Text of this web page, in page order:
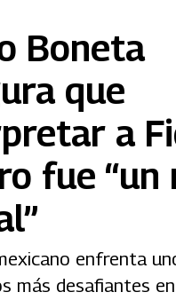
Boneta
que
a
fue “un
enfrenta
más desafiantes